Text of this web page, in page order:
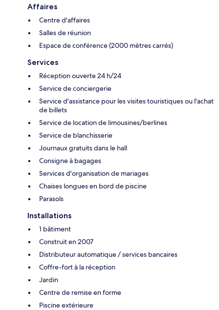
Affaires
Centre d'affaires
Salles de réunion
Espace de conférence (2000 mètres carrés)
Services
Réception ouverte 24 h/24
Service de conciergerie
Service d'assistance pour les visites touristiques ou l'achat
de billets
Service de location de limousines/berlines
Service de blanchisserie
Journaux gratuits dans le hall
Consigne à bagages
Services d'organisation de mariages
Chaises longues en bord de piscine
Parasols
Installations
1 bâtiment
Construit en 2007
Distributeur automatique / services bancaires
Coffre-fort à la réception
Jardin
Centre de remise en forme
Piscine extérieure